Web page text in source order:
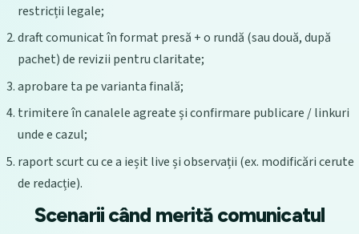
restricții legale;
draft comunicat în format presă + o rundă (sau două, după
pachet) de revizii pentru claritate;
aprobare ta pe varianta finală;
trimitere în canalele agreate și confirmare publicare / linkuri
unde e cazul;
raport scurt cu ce a ieșit live și observații (ex. modificări cerute
de redacție).
Scenarii când merită comunicatul